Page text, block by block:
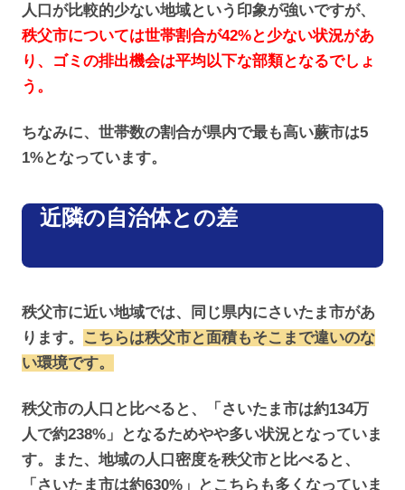
人口が比較的少ない地域という印象が強いですが、
秩父市については世帯割合が42%と少ない状況があ
り、ゴミの排出機会は平均以下な部類となるでしょ
う。
ちなみに、世帯数の割合が県内で最も高い蕨市は5
1%となっています。
近隣の自治体との差
秩父市に近い地域では、同じ県内にさいたま市があ
ります。
こちらは秩父市と面積もそこまで違いのな
い環境です。
秩父市の人口と比べると、「さいたま市は約134万
人で約238%」となるためやや多い状況となっていま
す。また、地域の人口密度を秩父市と比べると、
「さいたま市は約630%」とこちらも多くなっていま